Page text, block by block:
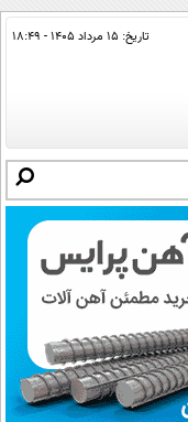
تاریخ: ۱۵ مرداد ۱۴۰۵ - ۱۸:۴۹